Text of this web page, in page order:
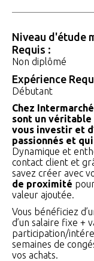
Niveau d'étude
Requis :
Non diplômé
Expérience
Débutant
Chez
sont un véritable
vous investir et
passionnés et
Dynamique et
contact client et
savez créer avec
de proximité
valeur ajoutée.
Vous bénéficiez
d’un salaire fixe +
participation/
semaines de
vos achats.